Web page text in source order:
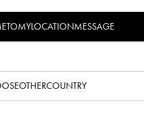
Snuttefilten Blinkie är
användning. En
följa med i vagnen, i